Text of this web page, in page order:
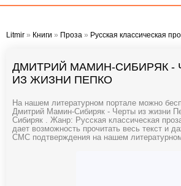
Litmir » Книги » Проза » Русская классическая
ДМИТРИЙ МАМИН-СИБИРЯК -
ИЗ ЖИЗНИ ПЕПКО
На нашем литературном портале можно
Дмитрий Мамин-Сибиряк - Черты из жизни
Сибиряк . Жанр: Русская классическая
дает возможность прочитать весь текст и
СМС подтверждения на нашем